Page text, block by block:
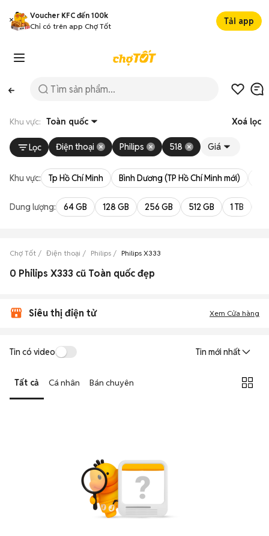
Voucher KFC đến 100k
Chỉ có trên app Chợ Tốt
Tải app
Khu vực: Toàn quốc Xoá lọc
Lọc Điện thoại Philips 518 Giá
Khu vực: Tp Hồ Chí Minh Bình Dương (TP Hồ Chí Minh mới)
Dung lượng: 64 GB 128 GB 256 GB 512 GB 1 TB
Chợ Tốt Điện thoại Philips Philips X333
0 Philips X333 cũ Toàn quốc đẹp
Siêu thị điện tử Xem Cửa hàng
Tin có video Tin mới nhất
Tất cả Cá nhân Bán chuyên